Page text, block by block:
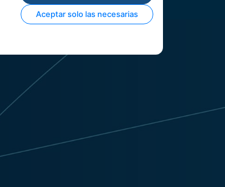
Aceptar solo las necesarias